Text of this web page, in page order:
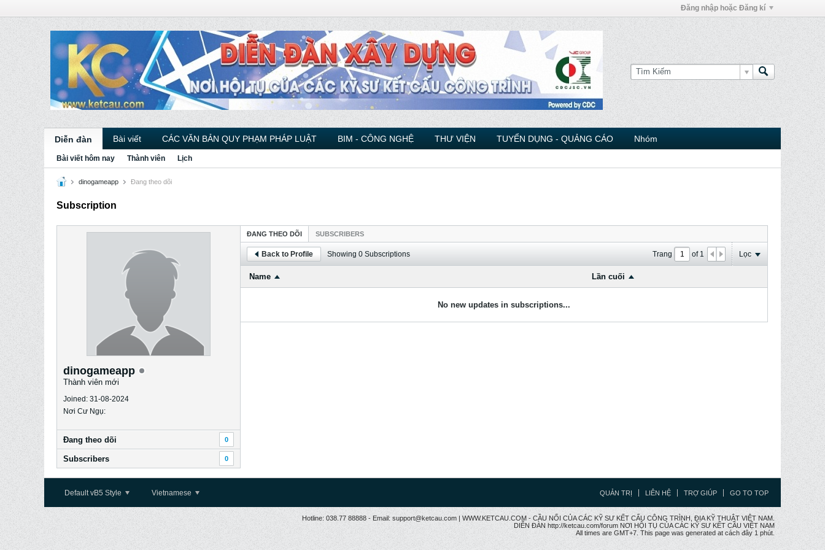
Đăng nhập hoặc Đăng kí
Diễn đàn Bài viết CÁC VĂN BẢN QUY PHẠM PHÁP LUẬT BIM - CÔNG NGHỆ THƯ VIỆN TUYỂN DỤNG - QUẢNG CÁO Nhóm
Bài viết hôm nay Thành viên Lịch
dinogameapp Ðang theo dõi
Subscription
dinogameapp
Thành viên mới
Joined: 31-08-2024
Nơi Cư Ngụ:
Ðang theo dõi 0
Subscribers 0
ÐANG THEO DÕI SUBSCRIBERS
Back to Profile Showing 0 Subscriptions Trang of 1 Lọc
Name Lần cuối
No new updates in subscriptions...
Default vB5 Style Vietnamese QUẢN TRỊ LIÊN HỆ TRỢ GIÚP GO TO TOP
Hotline: 038.77 88888 - Email: support@ketcau.com | WWW.KETCAU.COM - CẦU NỐI CỦA CÁC KỸ SƯ KẾT CẤU CÔNG TRÌNH, ĐỊA KỸ THUẬT VIỆT NAM.
DIỄN ĐÀN http://ketcau.com/forum NƠI HỘI TỤ CỦA CÁC KỸ SƯ KẾT CÂU VIỆT NAM
All times are GMT+7. This page was generated at cách đây 1 phút.